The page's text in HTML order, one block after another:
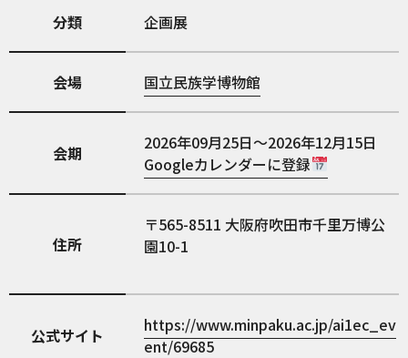
分類 企画展
会場 国立民族学博物館
会期
2026年09月25日～2026年12月15日
Googleカレンダーに登録
住所
565-8511 大阪府吹田市千里万博公
園10-1
公式サイト
https://www.minpaku.ac.jp/ai1ec_ev
ent/69685